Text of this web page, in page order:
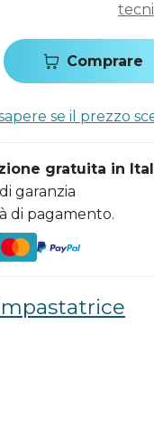
Comprare
se il prezzo
gratuita in
garanzia
di pagamento.